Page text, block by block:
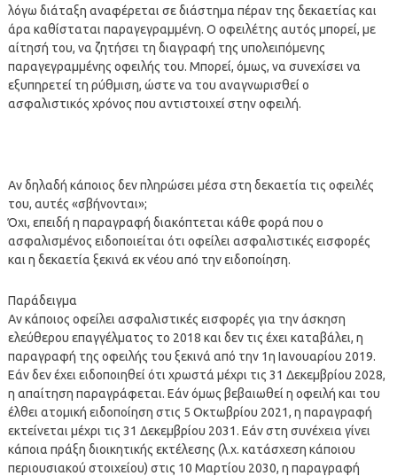
λόγω διάταξη αναφέρεται σε διάστημα πέραν της δεκαετίας και
άρα καθίσταται παραγεγραμμένη. Ο οφειλέτης αυτός μπορεί, με
αίτησή του, να ζητήσει τη διαγραφή της υπολειπόμενης
παραγεγραμμένης οφειλής του. Μπορεί, όμως, να συνεχίσει να
εξυπηρετεί τη ρύθμιση, ώστε να του αναγνωρισθεί ο
ασφαλιστικός χρόνος που αντιστοιχεί στην οφειλή.
Αν δηλαδή κάποιος δεν πληρώσει μέσα στη δεκαετία τις οφειλές
του, αυτές «σβήνονται»;
Όχι, επειδή η παραγραφή διακόπτεται κάθε φορά που ο
ασφαλισμένος ειδοποιείται ότι οφείλει ασφαλιστικές εισφορές
και η δεκαετία ξεκινά εκ νέου από την ειδοποίηση.
Παράδειγμα
Αν κάποιος οφείλει ασφαλιστικές εισφορές για την άσκηση
ελεύθερου επαγγέλματος το 2018 και δεν τις έχει καταβάλει, η
παραγραφή της οφειλής του ξεκινά από την 1η Ιανουαρίου 2019.
Εάν δεν έχει ειδοποιηθεί ότι χρωστά μέχρι τις 31 Δεκεμβρίου 2028,
η απαίτηση παραγράφεται. Εάν όμως βεβαιωθεί η οφειλή και του
έλθει ατομική ειδοποίηση στις 5 Οκτωβρίου 2021, η παραγραφή
εκτείνεται μέχρι τις 31 Δεκεμβρίου 2031. Εάν στη συνέχεια γίνει
κάποια πράξη διοικητικής εκτέλεσης (λ.χ. κατάσχεση κάποιου
περιουσιακού στοιχείου) στις 10 Μαρτίου 2030, η παραγραφή